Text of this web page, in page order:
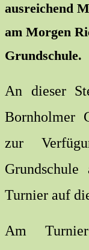
ausreichend
am Morgen
Grundschule.
An dieser
Bornholmer
zur
Turnier auf
Am